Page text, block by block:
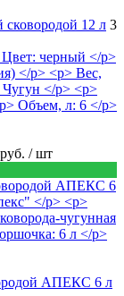
12 л 3
/ шт
АПЕКС 6 л